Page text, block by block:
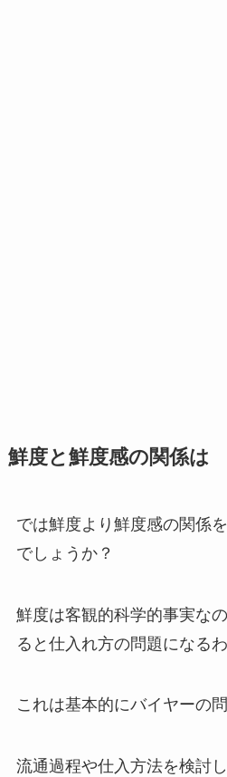
鮮度と鮮度感の関係は
では鮮度より鮮度感の関係
でしょうか？
鮮度は客観的科学的事実な
ると仕入れ方の問題になるわ
これは基本的にバイヤーの問
流通過程や仕入方法を検討